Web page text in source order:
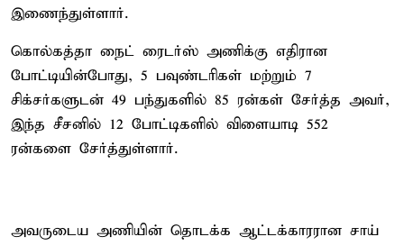
இணைந்துள்ளார்.
கொல்கத்தா நைட் ரைடர்ஸ் அணிக்கு எதிரான
போட்டியின்போது, 5 பவுண்டரிகள் மற்றும் 7
சிக்சர்களுடன் 49 பந்துகளில் 85 ரன்கள் சேர்த்த அவர்,
இந்த சீசனில் 12 போட்டிகளில் விளையாடி 552
ரன்களை சேர்த்துள்ளார்.
அவருடைய அணியின் தொடக்க ஆட்டக்காரரான சாய்